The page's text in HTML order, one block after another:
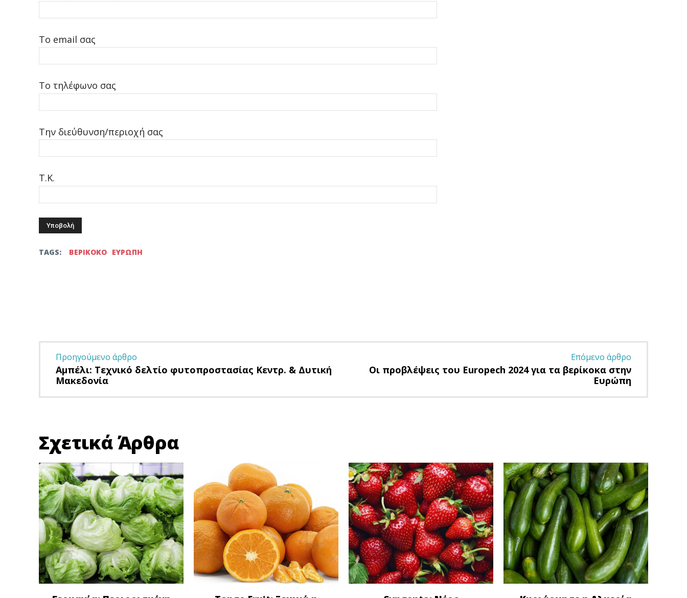
Το email σας
Το τηλέφωνο σας
Την διεύθυνση/περιοχή σας
Τ.Κ.
TAGS: ΒΕΡΙΚΟΚΟ ΕΥΡΩΠΗ
Προηγούμενο άρθρο
Αμπέλι: Τεχνικό δελτίο φυτοπροστασίας Κεντρ. & Δυτική
Μακεδονία
Επόμενο άρθρο
Οι προβλέψεις του Europech 2024 για τα βερίκοκα στην
Ευρώπη
Σχετικά Άρθρα